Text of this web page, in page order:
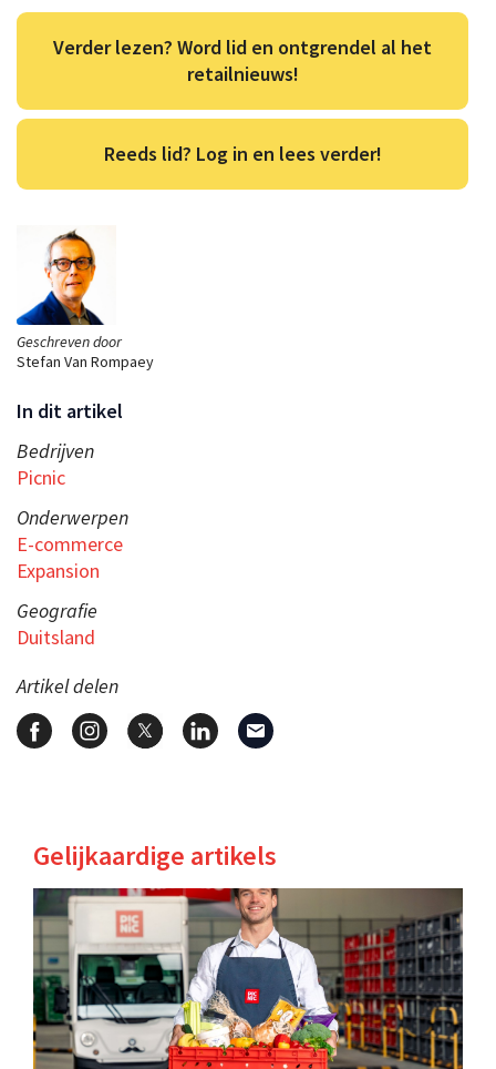
Geschreven door
Stefan Van Rompaey
In dit artikel
Bedrijven
Picnic
Onderwerpen
E-commerce
Expansion
Geografie
Duitsland
Artikel delen
Verder lezen? Word lid en ontgrendel al het
retailnieuws!
Reeds lid? Log in en lees verder!
Gelijkaardige artikels